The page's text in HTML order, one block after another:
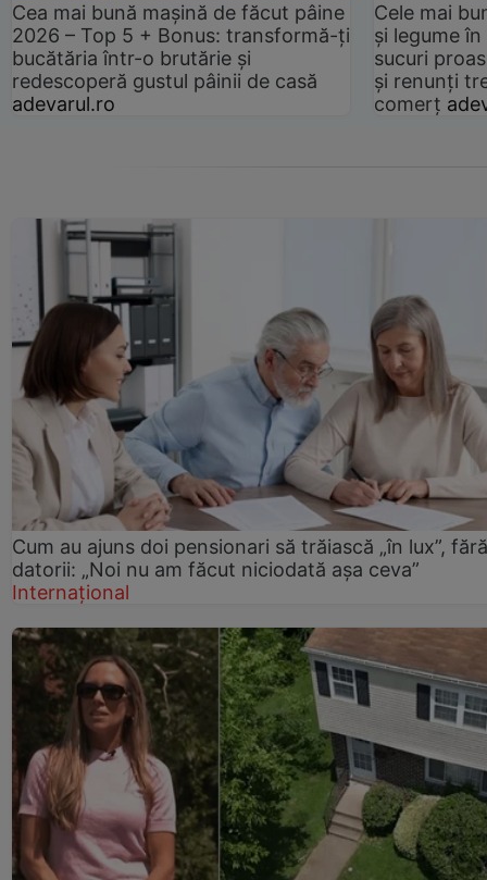
Cea mai bună mașină de făcut pâine
2026 – Top 5 + Bonus: transformă-ți
bucătăria într-o brutărie și
redescoperă gustul pâinii de casă
adevarul.ro
Cele mai
și legume
sucuri
și renunți
comerț
Cum au ajuns doi pensionari să trăiască „în lux”, fără
datorii: „Noi nu am făcut niciodată așa ceva”
Internațional